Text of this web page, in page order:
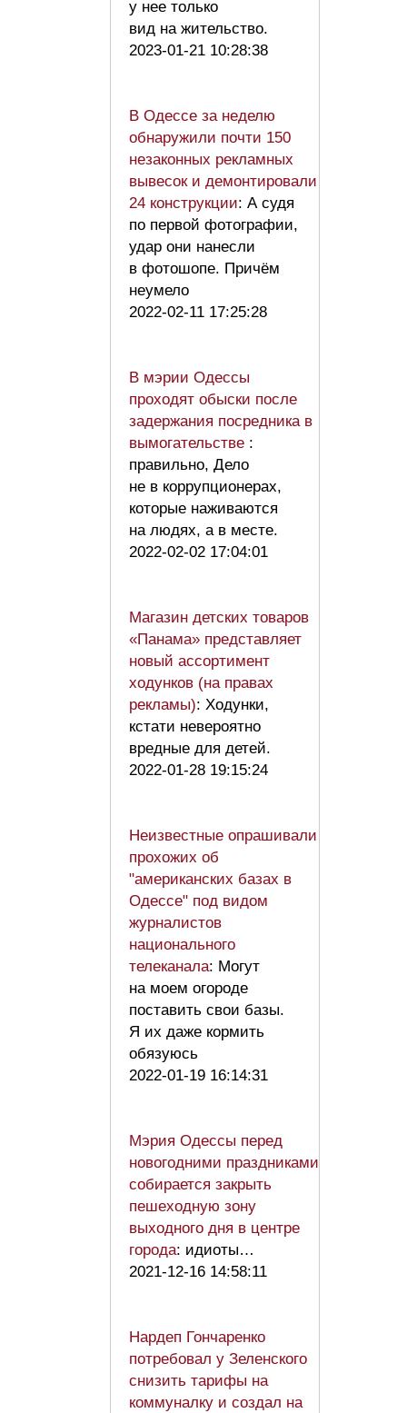
у нее только
вид на жительство.
2023-01-21 10:28:38
В Одессе за неделю
обнаружили почти 150
незаконных рекламных
вывесок и демонтировали
24 конструкции: А судя
по первой фотографии,
удар они нанесли
в фотошопе. Причём
неумело
2022-02-11 17:25:28
В мэрии Одессы
проходят обыски после
задержания посредника в
вымогательстве :
правильно, Дело
не в коррупционерах,
которые наживаются
на людях, а в месте.
2022-02-02 17:04:01
Магазин детских товаров
«Панама» представляет
новый ассортимент
ходунков (на правах
рекламы): Ходунки,
кстати невероятно
вредные для детей.
2022-01-28 19:15:24
Неизвестные опрашивали
прохожих об
"американских базах в
Одессе" под видом
журналистов
национального
телеканала: Могут
на моем огороде
поставить свои базы.
Я их даже кормить
обязуюсь
2022-01-19 16:14:31
Мэрия Одессы перед
новогодними праздниками
собирается закрыть
пешеходную зону
выходного дня в центре
города: идиоты…
2021-12-16 14:58:11
Нардеп Гончаренко
потребовал у Зеленского
снизить тарифы на
коммуналку и создал на